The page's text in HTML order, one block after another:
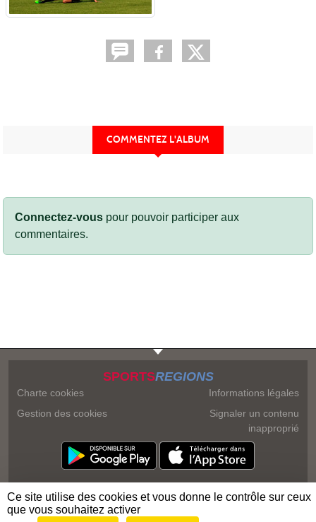
COMMENTEZ L'ALBUM
Connectez-vous pour pouvoir participer aux
commentaires.
SPORTSREGIONS
Charte cookies
Gestion des cookies
Informations légales
Signaler un contenu
inapproprié
Ce site utilise des cookies et vous donne le contrôle sur ceux
que vous souhaitez activer